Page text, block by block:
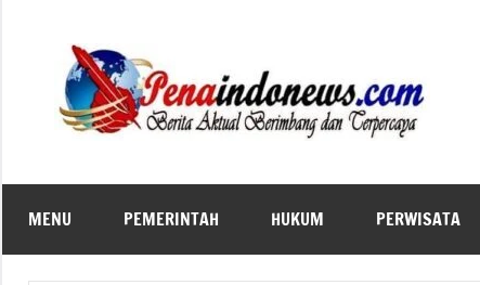
MENU PEMERINTAH HUKUM PERWISATA